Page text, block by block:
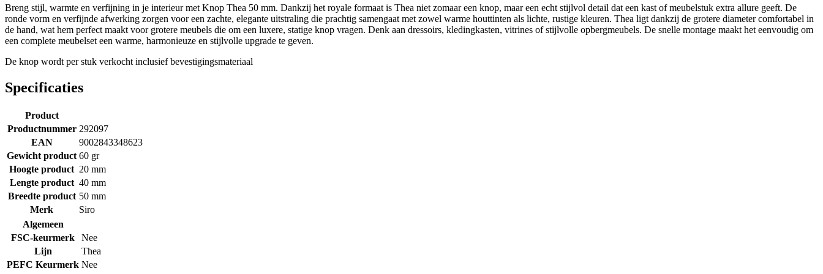
Breng stijl, warmte en verfijning in je interieur met Knop Thea 50 mm. Dankzij het royale formaat is Thea niet zomaar een knop, maar een echt stijlvol detail dat een kast of meubelstuk extra allure geeft. De
ronde vorm en verfijnde afwerking zorgen voor een zachte, elegante uitstraling die prachtig samengaat met zowel warme houttinten als lichte, rustige kleuren. Thea ligt dankzij de grotere diameter comfortabel in
de hand, wat hem perfect maakt voor grotere meubels die om een luxere, statige knop vragen. Denk aan dressoirs, kledingkasten, vitrines of stijlvolle opbergmeubels. De snelle montage maakt het eenvoudig om
een complete meubelset een warme, harmonieuze en stijlvolle upgrade te geven.
De knop wordt per stuk verkocht inclusief bevestigingsmateriaal
Specificaties
Product
Productnummer 292097
EAN
9002843348623
Gewicht product 60 gr
Hoogte product 20 mm
Lengte product 40 mm
Breedte product 50 mm
Merk
Siro
Algemeen
FSC-keurmerk
Nee
Lijn
Thea
PEFC Keurmerk Nee